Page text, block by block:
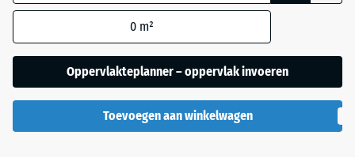
50
cm
|
0,25
0 m²
Oppervlakteplanner – oppervlak invoeren
Toevoegen aan winkelwagen